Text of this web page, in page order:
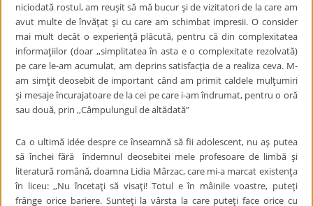
niciodată rostul, am reuşit să mă bucur şi de vizitatori de la care am
avut multe de învăţat şi cu care am schimbat impresii. O consider
mai mult decât o experienţă plăcută, pentru că din complexitatea
informaţiilor (doar ,,simplitatea în asta e o complexitate rezolvată)
pe care le-am acumulat, am deprins satisfacţia de a realiza ceva. M-
am simţit deosebit de important când am primit caldele mulţumiri
şi mesaje încurajatoare de la cei pe care i-am îndrumat, pentru o oră
sau două, prin ,,Câmpulungul de altădată”
Ca o ultimă idée despre ce înseamnă să fii adolescent, nu aş putea
să închei fără îndemnul deosebitei mele profesoare de limbă şi
literatură română, doamna Lidia Mârzac, care mi-a marcat existenţa
în liceu: ,,Nu încetaţi să visaţi! Totul e în mâinile voastre, puteţi
frânge orice bariere. Sunteţi la vârsta la care puteţi face orice cu